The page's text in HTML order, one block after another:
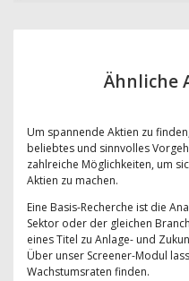
Ähnliche
Um spannende Aktien zu
beliebtes und sinnvolles
zahlreiche Möglichkeiten, um
Aktien zu machen.
Eine Basis-Recherche ist die
Sektor oder der gleichen
eines Titel zu Anlage- und
Über unser Screener-Modul
Wachstumsraten finden.